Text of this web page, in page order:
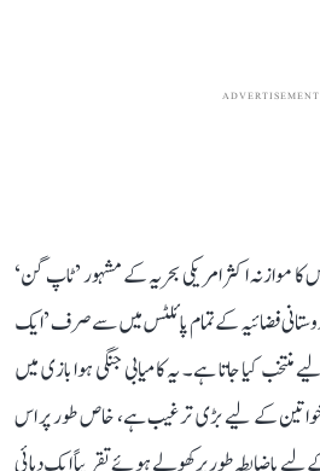
ADVERTISEMENT
موازنہ اکثر امریکی بحریہ کے مشہور ’ٹاپ گن‘
فضائیہ کے تمام پائلٹس میں سے صرف ’ایک
کیا جاتا ہے۔ یہ کامیابی جنگی ہوا بازی میں
خواتین کے لیے بڑی ترغیب ہے، خاص طور پر اس